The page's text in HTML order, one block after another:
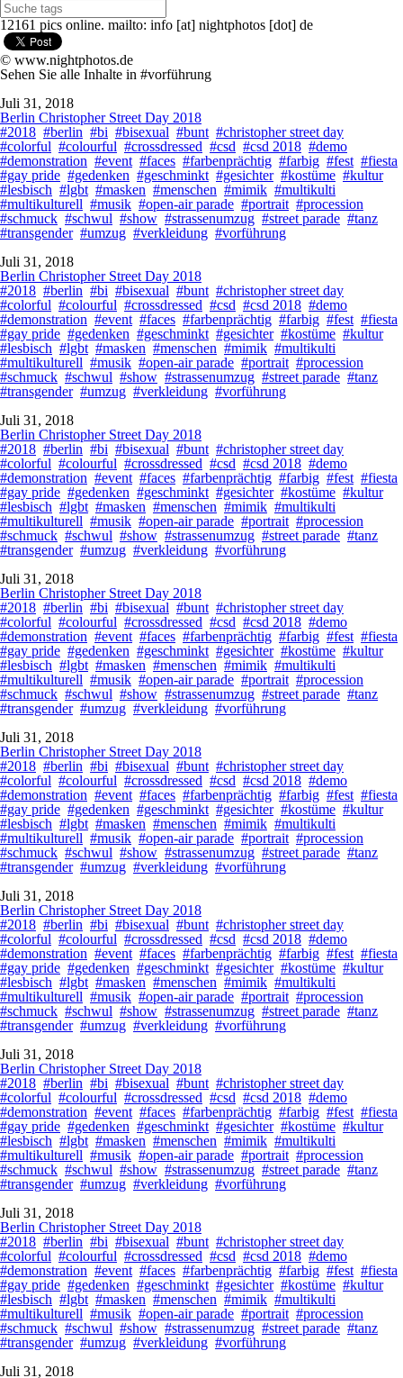
12161 pics online. mailto: info [at] nightphotos [dot] de
© www.nightphotos.de
Sehen Sie alle Inhalte in #vorführung
Juli 31, 2018
Berlin Christopher Street Day 2018
#2018 #berlin #bi #bisexual #bunt #christopher street day
#colorful #colourful #crossdressed #csd #csd 2018 #demo
#demonstration #event #faces #farbenprächtig #farbig #fest #fiesta
#gay pride #gedenken #geschminkt #gesichter #kostüme #kultur
#lesbisch #lgbt #masken #menschen #mimik #multikulti
#multikulturell #musik #open-air parade #portrait #procession
#schmuck #schwul #show #strassenumzug #street parade #tanz
#transgender #umzug #verkleidung #vorführung
Juli 31, 2018
Berlin Christopher Street Day 2018
#2018 #berlin #bi #bisexual #bunt #christopher street day
#colorful #colourful #crossdressed #csd #csd 2018 #demo
#demonstration #event #faces #farbenprächtig #farbig #fest #fiesta
#gay pride #gedenken #geschminkt #gesichter #kostüme #kultur
#lesbisch #lgbt #masken #menschen #mimik #multikulti
#multikulturell #musik #open-air parade #portrait #procession
#schmuck #schwul #show #strassenumzug #street parade #tanz
#transgender #umzug #verkleidung #vorführung
Juli 31, 2018
Berlin Christopher Street Day 2018
#2018 #berlin #bi #bisexual #bunt #christopher street day
#colorful #colourful #crossdressed #csd #csd 2018 #demo
#demonstration #event #faces #farbenprächtig #farbig #fest #fiesta
#gay pride #gedenken #geschminkt #gesichter #kostüme #kultur
#lesbisch #lgbt #masken #menschen #mimik #multikulti
#multikulturell #musik #open-air parade #portrait #procession
#schmuck #schwul #show #strassenumzug #street parade #tanz
#transgender #umzug #verkleidung #vorführung
Juli 31, 2018
Berlin Christopher Street Day 2018
#2018 #berlin #bi #bisexual #bunt #christopher street day
#colorful #colourful #crossdressed #csd #csd 2018 #demo
#demonstration #event #faces #farbenprächtig #farbig #fest #fiesta
#gay pride #gedenken #geschminkt #gesichter #kostüme #kultur
#lesbisch #lgbt #masken #menschen #mimik #multikulti
#multikulturell #musik #open-air parade #portrait #procession
#schmuck #schwul #show #strassenumzug #street parade #tanz
#transgender #umzug #verkleidung #vorführung
Juli 31, 2018
Berlin Christopher Street Day 2018
#2018 #berlin #bi #bisexual #bunt #christopher street day
#colorful #colourful #crossdressed #csd #csd 2018 #demo
#demonstration #event #faces #farbenprächtig #farbig #fest #fiesta
#gay pride #gedenken #geschminkt #gesichter #kostüme #kultur
#lesbisch #lgbt #masken #menschen #mimik #multikulti
#multikulturell #musik #open-air parade #portrait #procession
#schmuck #schwul #show #strassenumzug #street parade #tanz
#transgender #umzug #verkleidung #vorführung
Juli 31, 2018
Berlin Christopher Street Day 2018
#2018 #berlin #bi #bisexual #bunt #christopher street day
#colorful #colourful #crossdressed #csd #csd 2018 #demo
#demonstration #event #faces #farbenprächtig #farbig #fest #fiesta
#gay pride #gedenken #geschminkt #gesichter #kostüme #kultur
#lesbisch #lgbt #masken #menschen #mimik #multikulti
#multikulturell #musik #open-air parade #portrait #procession
#schmuck #schwul #show #strassenumzug #street parade #tanz
#transgender #umzug #verkleidung #vorführung
Juli 31, 2018
Berlin Christopher Street Day 2018
#2018 #berlin #bi #bisexual #bunt #christopher street day
#colorful #colourful #crossdressed #csd #csd 2018 #demo
#demonstration #event #faces #farbenprächtig #farbig #fest #fiesta
#gay pride #gedenken #geschminkt #gesichter #kostüme #kultur
#lesbisch #lgbt #masken #menschen #mimik #multikulti
#multikulturell #musik #open-air parade #portrait #procession
#schmuck #schwul #show #strassenumzug #street parade #tanz
#transgender #umzug #verkleidung #vorführung
Juli 31, 2018
Berlin Christopher Street Day 2018
#2018 #berlin #bi #bisexual #bunt #christopher street day
#colorful #colourful #crossdressed #csd #csd 2018 #demo
#demonstration #event #faces #farbenprächtig #farbig #fest #fiesta
#gay pride #gedenken #geschminkt #gesichter #kostüme #kultur
#lesbisch #lgbt #masken #menschen #mimik #multikulti
#multikulturell #musik #open-air parade #portrait #procession
#schmuck #schwul #show #strassenumzug #street parade #tanz
#transgender #umzug #verkleidung #vorführung
Juli 31, 2018